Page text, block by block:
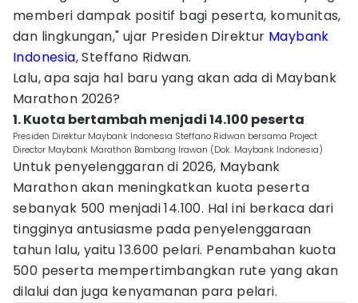
memberi dampak positif bagi peserta, komunitas,
dan lingkungan," ujar Presiden Direktur Maybank
Indonesia, Steffano Ridwan.
Lalu, apa saja hal baru yang akan ada di Maybank
Marathon 2026?
1. Kuota bertambah menjadi 14.100 peserta
Presiden Direktur Maybank Indonesia Steffano Ridwan bersama Project
Director Maybank Marathon Bambang Irawan (Dok. Maybank Indonesia)
Untuk penyelenggaran di 2026, Maybank
Marathon akan meningkatkan kuota peserta
sebanyak 500 menjadi 14.100. Hal ini berkaca dari
tingginya antusiasme pada penyelenggaraan
tahun lalu, yaitu 13.600 pelari. Penambahan kuota
500 peserta mempertimbangkan rute yang akan
dilalui dan juga kenyamanan para pelari.